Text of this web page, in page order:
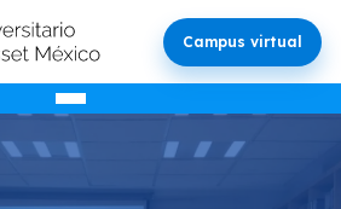
Campus virtual